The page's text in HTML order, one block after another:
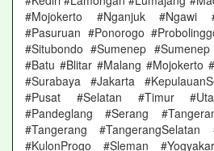
#Mojokerto #Nganjuk #Ngawi
#Pasuruan #Ponorogo
#Situbondo #Sumenep
#Batu #Blitar #Malang #Mojokerto
#Surabaya #Jakarta
#Pusat #Selatan #Timur
#Pandeglang #Serang
#Tangerang #TangerangSelatan
#KulonProgo #Sleman